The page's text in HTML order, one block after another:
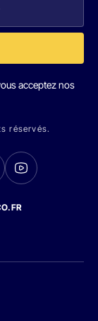
acceptez nos
réservés.